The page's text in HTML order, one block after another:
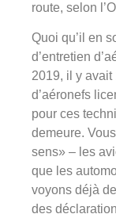
route, selon
Quoi qu’il en
d’entretien
2019, il y avait
d’aéronefs
pour ces
demeure.
sens» – les
que les
voyons déjà
des